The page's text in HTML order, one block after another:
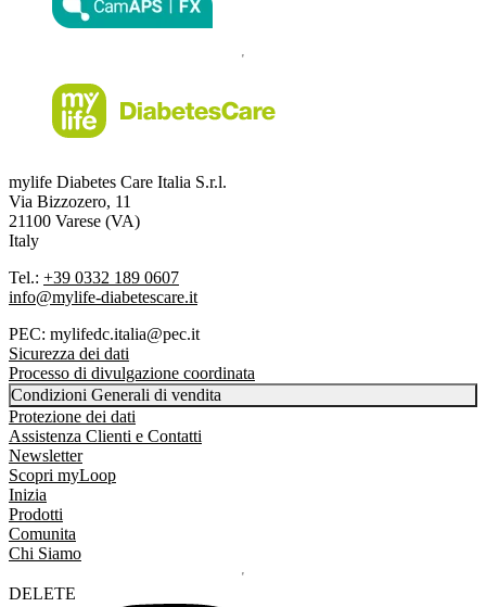
mylife Diabetes Care Italia S.r.l.
Via Bizzozero, 11
21100 Varese (VA)
Italy
Tel.: +39 0332 189 0607
info@mylife-diabetescare.it
PEC: mylifedc.italia@pec.it
Sicurezza dei dati
Processo di divulgazione coordinata
Condizioni Generali di vendita
Protezione dei dati
Assistenza Clienti e Contatti
Newsletter
Scopri myLoop
Inizia
Prodotti
Comunita
Chi Siamo
DELETE